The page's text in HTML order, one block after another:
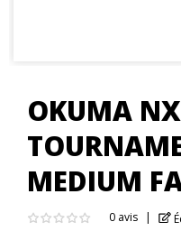
OKUMA
MEDIUM
0 avis